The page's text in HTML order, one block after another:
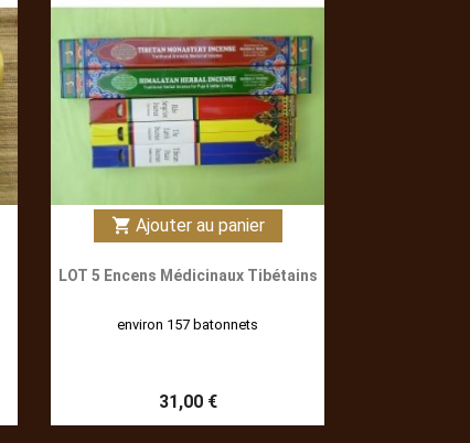
shopping_cart Ajouter au panier
LOT 5 Encens Médicinaux Tibétains
environ 157 batonnets
31,00 €